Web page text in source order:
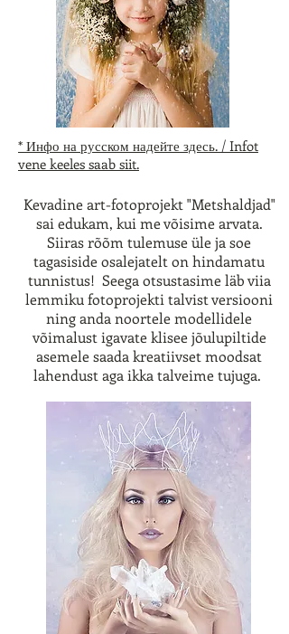
* Инфо на русском надейте здесь. / Infot
vene keeles saab siit.
Kevadine art-fotoprojekt "Metshaldjad"
sai edukam, kui me võisime arvata.
Siiras rõõm tulemuse üle ja soe
tagasiside osalejatelt on hindamatu
tunnistus! Seega otsustasime läb viia
lemmiku fotoprojekti talvist versiooni
ning anda noortele modellidele
võimalust igavate klisee jõulupiltide
asemele saada kreatiivset moodsat
lahendust aga ikka talveime tujuga.